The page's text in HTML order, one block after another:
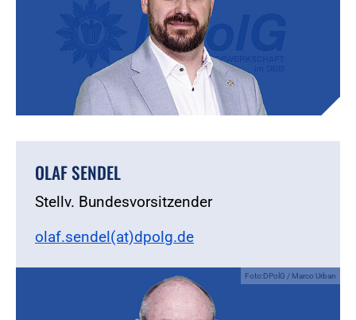
OLAF SENDEL
Stellv. Bundesvorsitzender
olaf.sendel(at)dpolg.de
Foto:DPolG / Marco Urban